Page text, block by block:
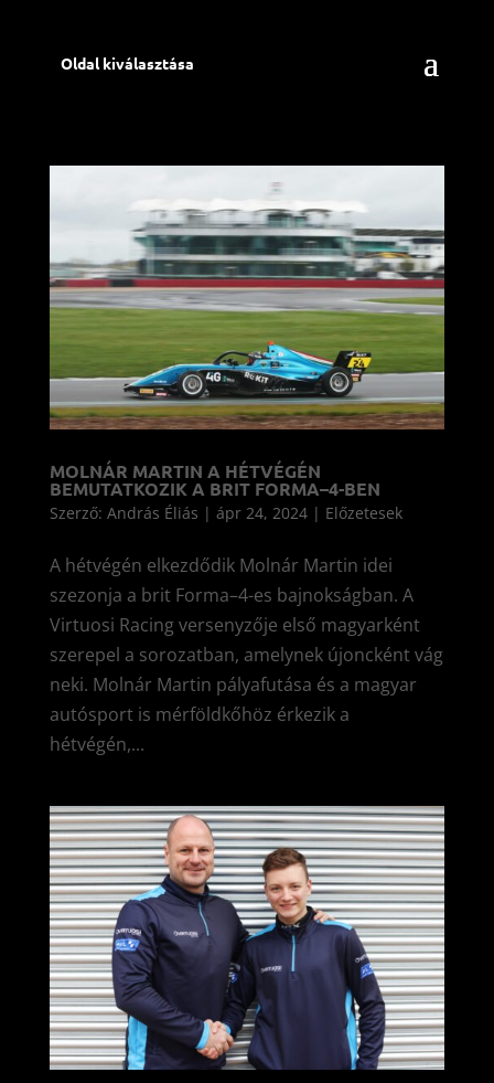
Oldal kiválasztása
MOLNÁR MARTIN A HÉTVÉGÉN
BEMUTATKOZIK A BRIT FORMA–4-BEN
Szerző: András Éliás | ápr 24, 2024| Előzetesek
A hétvégén elkezdődik Molnár Martin idei
szezonja a brit Forma–4-es bajnokságban. A
Virtuosi Racing versenyzője első magyarként
szerepel a sorozatban, amelynek újoncként vág
neki. Molnár Martin pályafutása és a magyar
autósport is mérföldkőhöz érkezik a
hétvégén,...